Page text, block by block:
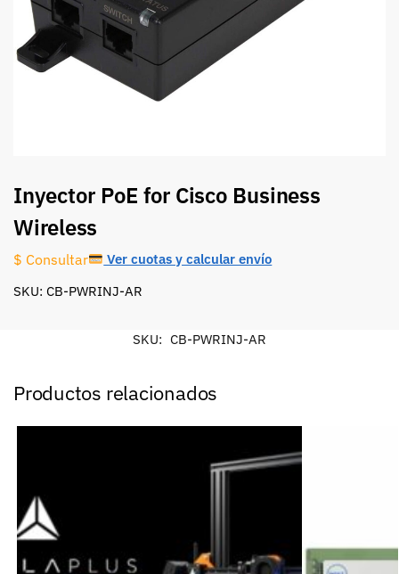
Inyector PoE for Cisco Business
Wireless
$ Consultar Ver cuotas y calcular envío
SKU: CB-PWRINJ-AR
SKU: CB-PWRINJ-AR
Productos relacionados